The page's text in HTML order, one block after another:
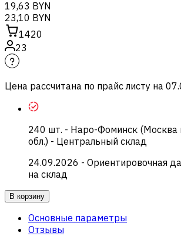
19,63 BYN
23,10 BYN
1420
23
Цена рассчитана по прайс листу на
240 шт. - Наро-Фоминск (Москва
обл.) - Центральный склад
24.09.2026 - Ориентировочная
на склад
В корзину
Основные параметры
Отзывы